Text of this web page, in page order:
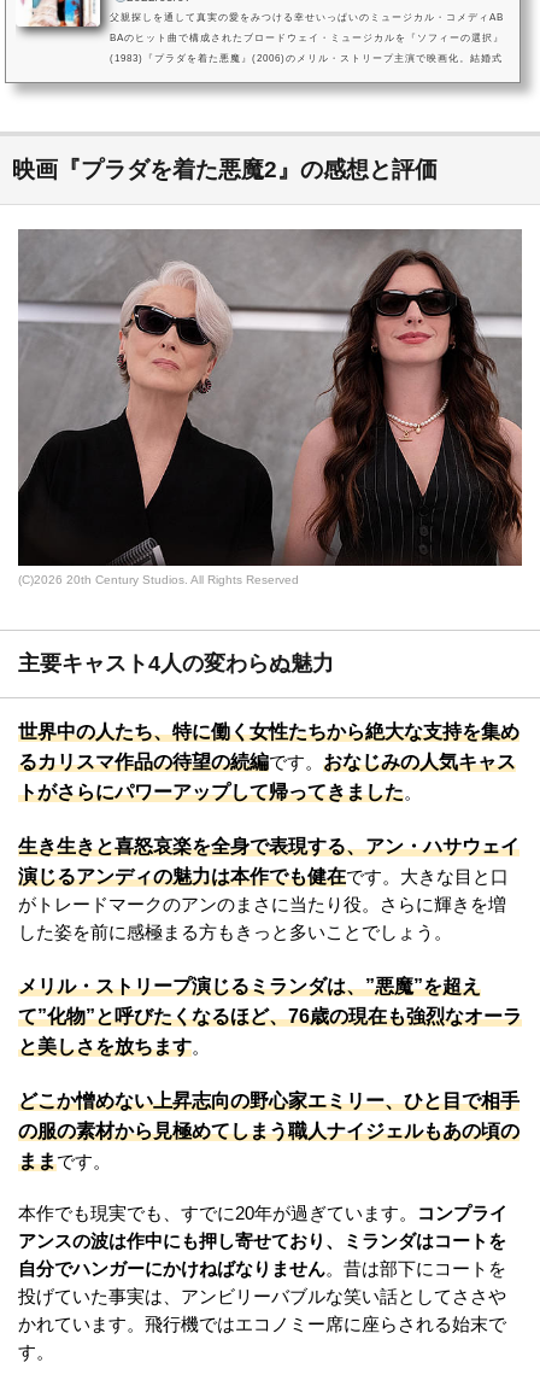
父親探しを通して真実の愛をみつける幸せいっぱいのミュージカル・コメディAB
BAのヒット曲で構成されたブロードウェイ・ミュージカルを『ソフィーの選択』
(1983)『プラダを着た悪魔』(2006)のメリル・ストリープ主演で映画化。結婚式
映画『プラダを着た悪魔2』の感想と評価
(C)2026 20th Century Studios. All Rights Reserved
主要キャスト4人の変わらぬ魅力
世界中の人たち、特に働く女性たちから絶大な支持を集め
るカリスマ作品の待望の続編です。 おなじみの人気キャス
トがさらにパワーアップして帰ってきました。
生き生きと喜怒哀楽を全身で表現する、アン・ハサウェイ
演じるアンディの魅力は本作でも健在です。大きな目と口
がトレードマークのアンのまさに当たり役。さらに輝きを増
した姿を前に感極まる方もきっと多いことでしょう。
メリル・ストリープ演じるミランダは、”悪魔”を超え
て”化物”と呼びたくなるほど、76歳の現在も強烈なオーラ
と美しさを放ちます。
どこか憎めない上昇志向の野心家エミリー、ひと目で相手
の服の素材から見極めてしまう職人ナイジェルもあの頃の
ままです。
本作でも現実でも、すでに20年が過ぎています。
コンプライ
アンスの波は作中にも押し寄せており、ミランダはコートを
自分でハンガーにかけねばなりません。昔は部下にコートを
投げていた事実は、アンビリーバブルな笑い話としてささや
かれています。飛行機ではエコノミー席に座らされる始末で
す。